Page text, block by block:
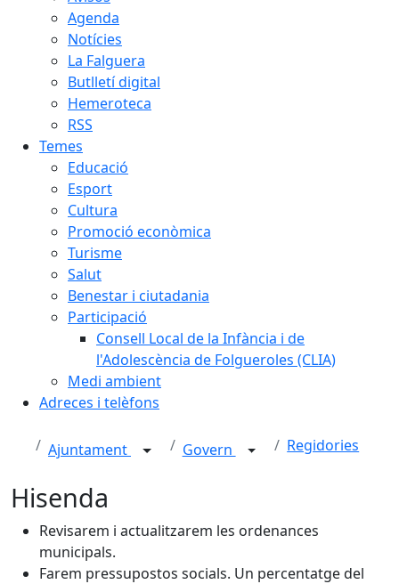
Agenda
Notícies
La Falguera
Butlletí digital
Hemeroteca
RSS
Temes
Educació
Esport
Cultura
Promoció econòmica
Turisme
Salut
Benestar i ciutadania
Participació
Consell Local de la Infància i de
l'Adolescència de Folgueroles (CLIA)
Medi ambient
Adreces i telèfons
Ajuntament Govern Regidories
Hisenda
Revisarem i actualitzarem les ordenances
municipals.
Farem pressupostos socials. Un percentatge del